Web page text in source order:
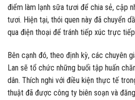
điểm làm lạnh sữa tươi để chia sẻ, cập
tươi. Hiện tại, thói quen này đã chuyển
qua điện thoại để tránh tiếp xúc trực tiếp
Bên cạnh đó, theo định kỳ, các chuyên
Lan sẽ tổ chức những buổi tập huấn
dân. Thích nghi với điều kiện thực tế
thuật đã được công ty biên soạn và